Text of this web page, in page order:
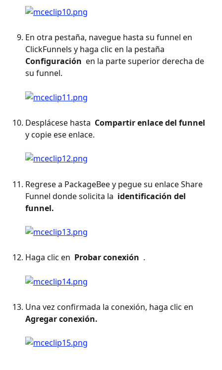
En otra pestaña, navegue hasta su funnel en
ClickFunnels y haga clic en la pestaña
Configuración en la parte superior derecha de
su funnel.
Desplácese hasta Compartir enlace del funnel
y copie ese enlace.
Regrese a PackageBee y pegue su enlace Share
Funnel donde solicita la identificación del
funnel.
Haga clic en Probar conexión .
Una vez confirmada la conexión, haga clic en
Agregar conexión.